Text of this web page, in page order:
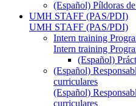
(Español) Píldoras
UMH STAFF (PAS/PDI)
UMH STAFF (PAS/PDI)
Intern training
Intern training
(Español)
(Español)
curriculares
(Español)
curriculares